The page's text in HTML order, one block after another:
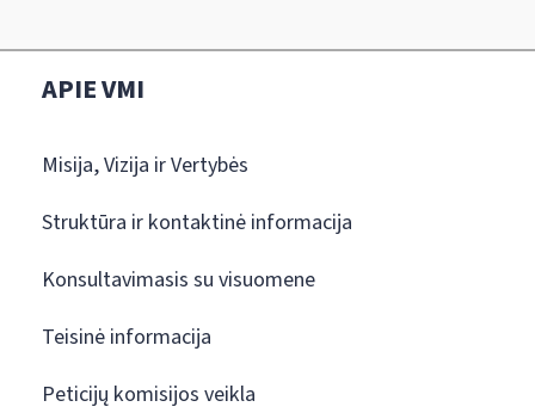
APIE VMI
Misija, Vizija ir Vertybės
Struktūra ir kontaktinė informacija
Konsultavimasis su visuomene
Teisinė informacija
Peticijų komisijos veikla